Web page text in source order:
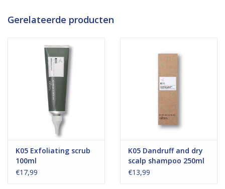
Gerelateerde producten
K05 Exfoliating scrub
100ml
€17,99
K05 Dandruff and dry
scalp shampoo 250ml
€13,99